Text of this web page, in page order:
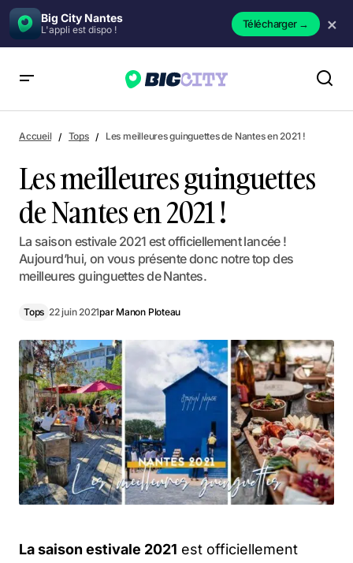
Big City Nantes
L'appli est dispo ! Télécharger→ ×
Accueil Tops Les meilleures guinguettes de Nantes en 2021 !
Les meilleures guinguettes
de Nantes en 2021 !
La saison estivale 2021 est officiellement lancée !
Aujourd’hui, on vous présente donc notre top des
meilleures guinguettes de Nantes.
Tops 22 juin 2021par Manon Ploteau
La saison estivale 2021 est officiellement